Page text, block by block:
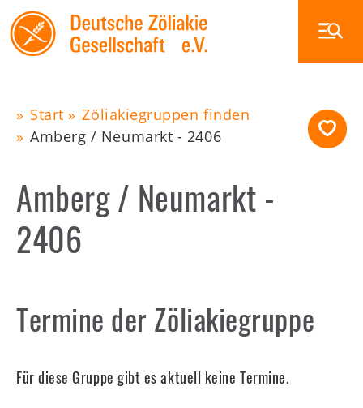
Skip
to
main
Main
navigation
Ernährung
Glutenfrei außer Haus
Veranstaltungen
Zöliakiegruppen
WZT
Pfadnavigation
Start
Zöliakiegruppen finden
Amberg / Neumarkt - 2406
Amberg / Neumarkt -
2406
Termine der Zöliakiegruppe
Für diese Gruppe gibt es aktuell keine Termine.